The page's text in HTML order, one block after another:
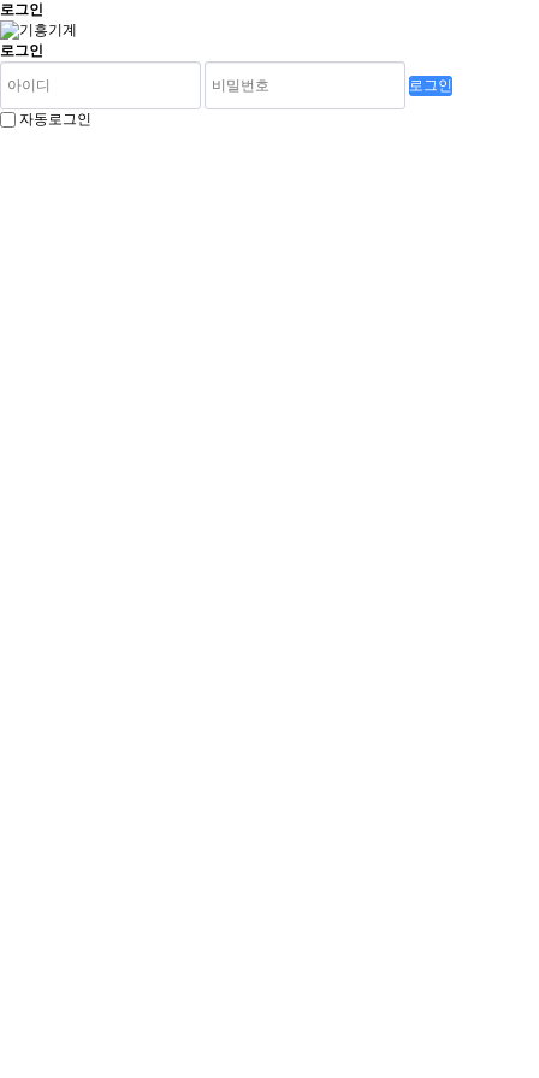
로그인
로그인
로그인
자동로그인